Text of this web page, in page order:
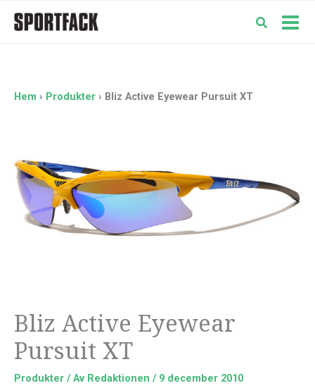
Hem Produkter Bliz Active Eyewear Pursuit XT
Bliz Active Eyewear
Pursuit XT
Produkter / Av Redaktionen / 9 december 2010